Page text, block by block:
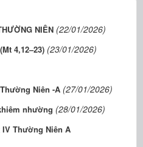
NIÊN (22/01/2026)
4,12–23) (23/01/2026)
Niên -A (27/01/2026)
nhường (28/01/2026)
IV Thường Niên A